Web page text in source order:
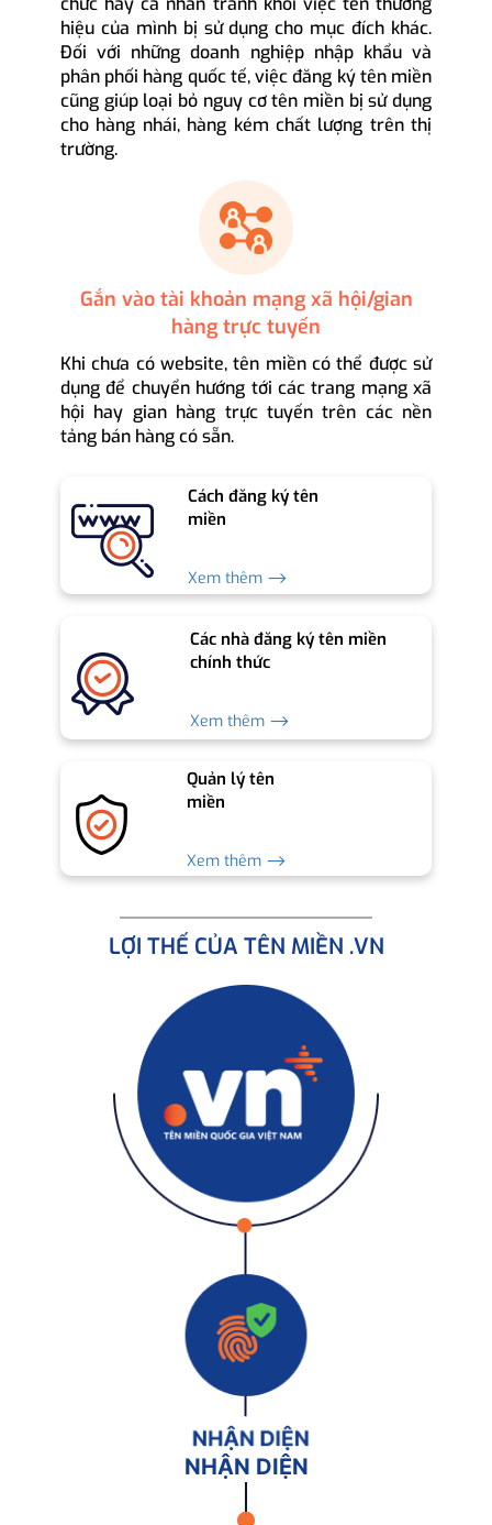
hiệu của mình bị sử dụng cho mục đích khác.
Đối với những doanh nghiệp nhập khẩu và
phân phối hàng quốc tế, việc đăng ký tên miền
cũng giúp loại bỏ nguy cơ tên miền bị sử dụng
cho hàng nhái, hàng kém chất lượng trên thị
trường.
Gắn vào tài khoản mạng xã hội/gian
hàng trực tuyến
Khi chưa có website, tên miền có thể được sử
dụng để chuyển hướng tới các trang mạng xã
hội hay gian hàng trực tuyến trên các nền
tảng bán hàng có sẵn.
Cách đăng ký tên
miền
Xem thêm ⟶
Các nhà đăng ký tên miền
chính thức
Xem thêm ⟶
Quản lý tên
miền
Xem thêm ⟶
LỢI THẾ CỦA TÊN MIỀN .VN
NHẬN DIỆN